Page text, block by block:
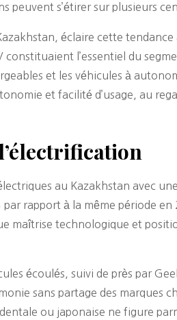
peuvent s’étirer sur plusieurs
éclaire cette
l’essentiel du
et les véhicules à
et facilité d’usage, au
au Kazakhstan avec
rapport à la même période
maîtrise technologique et
écoulés, suivi de près par
sans partage des marques
ou japonaise ne figure